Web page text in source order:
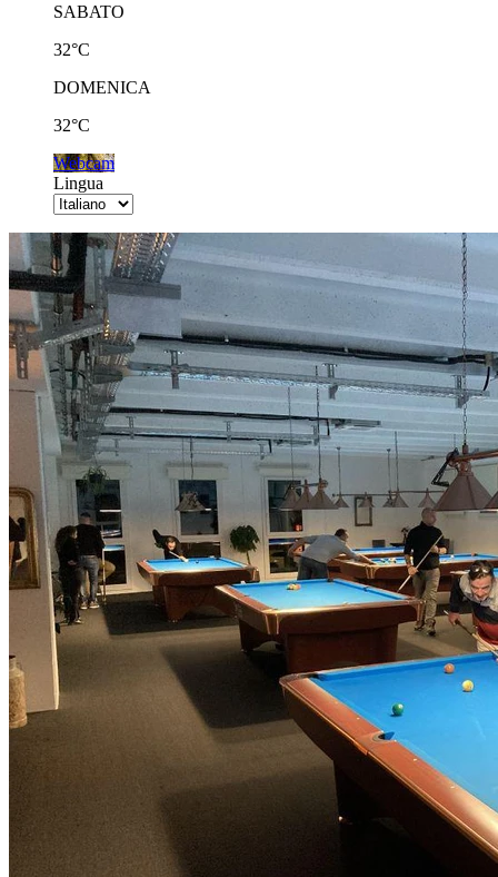
SABATO
32°C
DOMENICA
32°C
Webcam
Lingua